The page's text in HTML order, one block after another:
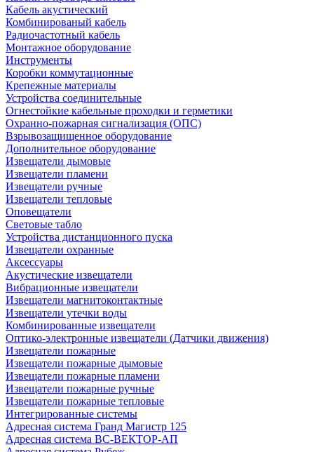
Кабель акустический
Комбинированый кабель
Радиочастотный кабель
Монтажное оборудование
Инструменты
Коробки коммутационные
Крепежные материалы
Устройства соединительные
Огнестойкие кабельные проходки и герметики
Охранно-пожарная сигнализация (ОПС)
Взрывозащищенное оборудование
Дополнительное оборудование
Извещатели дымовые
Извещатели пламени
Извещатели ручные
Извещатели тепловые
Оповещатели
Световые табло
Устройства дистанционного пуска
Извещатели охранные
Аксессуары
Акустические извещатели
Вибрационные извещатели
Извещатели магнитоконтактные
Извещатели утечки воды
Комбинированные извещатели
Оптико-электронные извещатели (Датчики движения)
Извещатели пожарные
Извещатели пожарные дымовые
Извещатели пожарные пламени
Извещатели пожарные ручные
Извещатели пожарные тепловые
Интегрированные системы
Адресная система Гранд Магистр 125
Адресная система ВС-ВЕКТОР-АП